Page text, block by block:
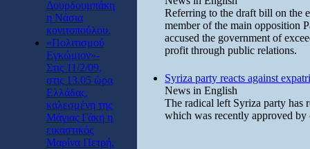
Δουρδουμπάκη
η Νάσια
κονιτοπούλου.
«Πολιτισμού
Εγκώμιον»-
Στις 11/2/09,
στις 13.05 ώρα
Ελλάδας,
καλεσμένη της
Μάγιας Γάκη η
εικαστικός
Μαρίνα Πετρή.
Referring to the draft bill on the
member of the main opposition
accused the government of
profit through public relations.
Syriza party reacts against
News in English
The radical left Syriza party has
which was recently approved by